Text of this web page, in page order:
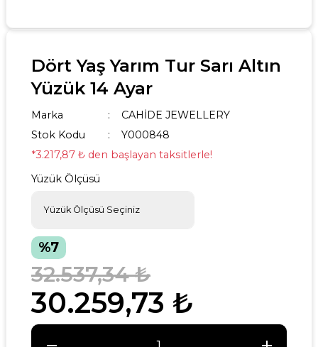
Dört Yaş Yarım Tur Sarı Altın
Yüzük 14 Ayar
Marka
CAHİDE JEWELLERY
Stok Kodu
Y000848
*3.217,87 ₺ den başlayan taksitlerle!
Yüzük Ölçüsü
%7
30.259,73 ₺
32.537,34 ₺